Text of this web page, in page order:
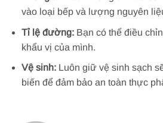
vào loại bếp và lượng nguyên
Tỉ lệ đường:Bạn có thể điều
khẩu vị của mình.
Vệ sinh:Luôn giữ vệ sinh sạch
biến để đảm bảo an toàn thực